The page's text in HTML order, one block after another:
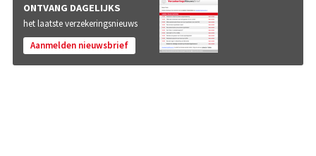
ONTVANG DAGELIJKS
het laatste verzekeringsnieuws
Aanmelden nieuwsbrief